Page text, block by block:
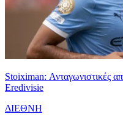
Stoiximan: Ανταγωνιστικές
Eredivisie
ΔΙΕΘΝΗ